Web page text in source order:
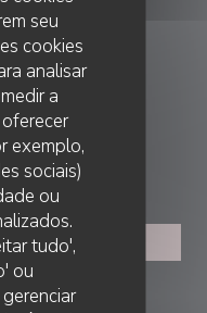
seu
cookies
analisar
a
exemplo,
sociais)
ou
tudo',
ou
75116 Paris